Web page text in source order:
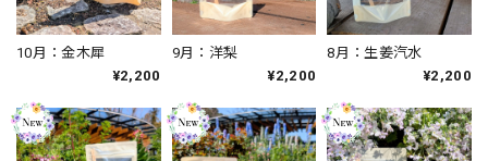
10月：金木犀
¥2,200
9月：洋梨
¥2,200
8月：生姜汽水
¥2,200